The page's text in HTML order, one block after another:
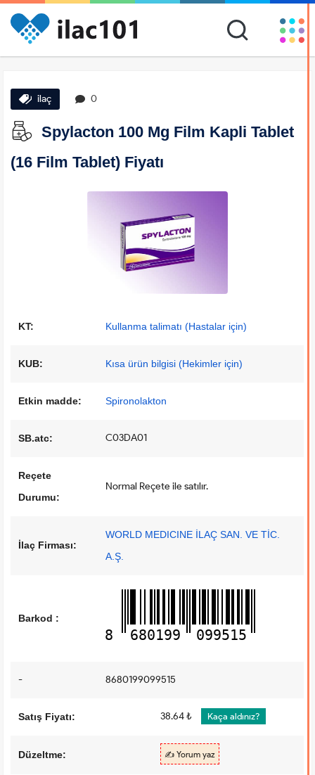
ilaç 0
Spylacton 100 Mg Film Kapli Tablet
(16 Film Tablet) Fiyatı
KT: Kullanma talimatı (Hastalar için)
KUB: Kısa ürün bilgisi (Hekimler için)
Etkin madde: Spironolakton
SB.atc: C03DA01
Reçete
Durumu:
Normal Reçete ile satılır.
İlaç Firması:
WORLD MEDICINE İLAÇ SAN. VE TİC.
A.Ş.
Barkod :
8 680199 099515
- 8680199099515
Satış Fiyatı: 38.64 ₺ Kaça aldınız?
Düzeltme: ✍️ Yorum yaz